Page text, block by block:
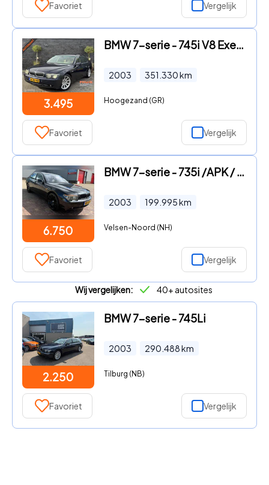
Favoriet Vergelijk
3.495
BMW 7-serie - 745i V8 Executive Apk (08-04-2025) *INRUIL MOGELIJK
2003 351.330km
Hoogezand (GR)
Favoriet Vergelijk
6.750
BMW 7-serie - 735i /APK / RIJKLAAR
2003 199.995km
Velsen-Noord (NH)
Favoriet Vergelijk
Wij vergelijken: 40+ autosites
2.250
BMW 7-serie - 745Li
2003 290.488km
Tilburg (NB)
Favoriet Vergelijk